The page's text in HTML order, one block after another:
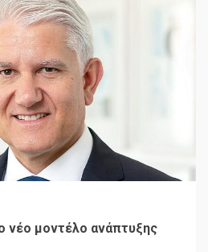
νέο μοντέλο ανάπτυξης